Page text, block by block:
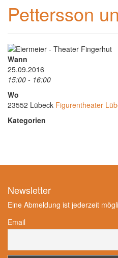
Pettersson
Wann
25.09.2016
15:00 - 16:00
Wo
23552 Lübeck Figurentheater
Kategorien
Newsletter
Eine Abmeldung ist jederzeit
Email